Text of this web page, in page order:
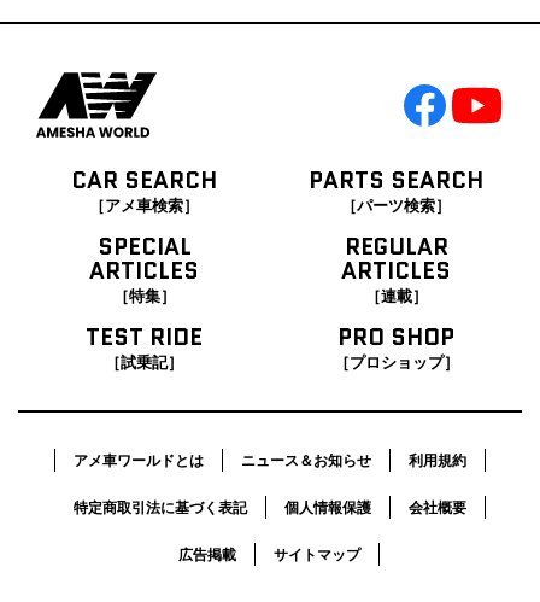
CAR SEARCH
［アメ車検索］
PARTS SEARCH
［パーツ検索］
SPECIAL
ARTICLES
［特集］
REGULAR
ARTICLES
［連載］
TEST RIDE
［試乗記］
PRO SHOP
［プロショップ］
アメ車ワールドとは ニュース＆お知らせ 利用規約
特定商取引法に基づく表記 個人情報保護 会社概要
広告掲載 サイトマップ